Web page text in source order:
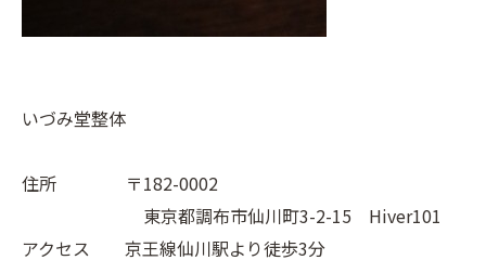
いづみ堂整体
住所 〒182-0002
東京都調布市仙川町3-2-15 Hiver101
アクセス 京王線仙川駅より徒歩3分